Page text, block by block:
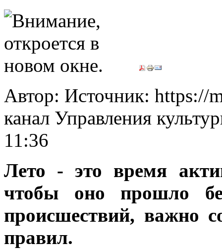
Автор: Источник: https://
канал Управления
11:36
Лето - это время
чтобы оно прошло
происшествий, важно
правил.